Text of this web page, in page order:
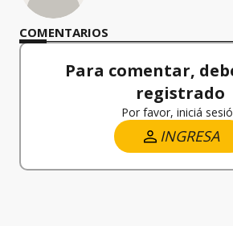
COMENTARIOS
Para comentar,
registrado
Por favor, iniciá
INGRESA